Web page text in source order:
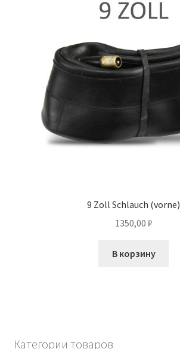
9 Zoll Schlauch (vorne)
1350,00 ₽
В корзину
Категории товаров